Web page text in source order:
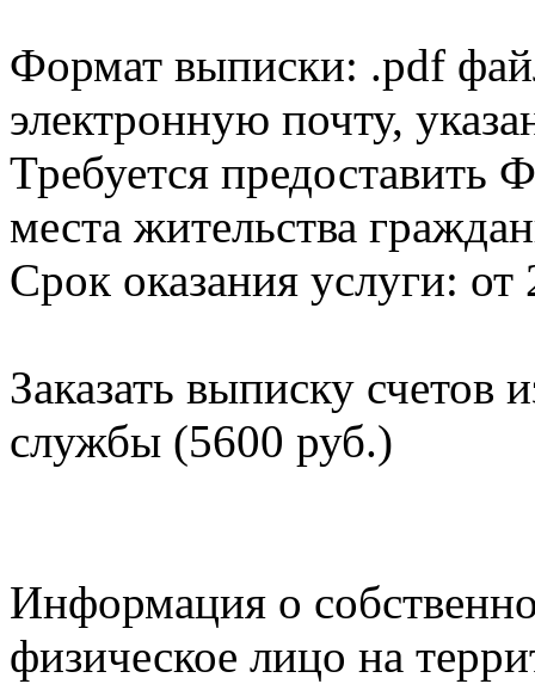
Формат выписки: .pdf
электронную почту,
Требуется
места жительства
Срок оказания услуги: от
Заказать выписку счетов
службы (5600 руб.)
Информация о
физическое лицо на